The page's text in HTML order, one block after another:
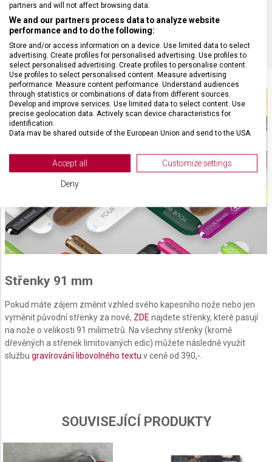
BARVA Černá
Střenky 91 mm
Pokud máte zájem změnit vzhled svého kapesního nože nebo jen
vyměnit původní střenky za nové, ZDE najdete střenky, které pasují
na nože o velikosti 91 milimetrů. Na všechny střenky (kromě
dřevěných a střenek limitovaných edic) můžete následně využít
službu gravírování libovolného textu v ceně od 390,-.
SOUVISEJÍCÍ PRODUKTY
partners and will not affect browsing data.
We and our partners process data to analyze website
performance and to do the following:
Store and/or access information on a device. Use limited data to select
advertising. Create profiles for personalised advertising. Use profiles to
select personalised advertising. Create profiles to personalise content.
Use profiles to select personalised content. Measure advertising
performance. Measure content performance. Understand audiences
through statistics or combinations of data from different sources.
Develop and improve services. Use limited data to select content. Use
precise geolocation data. Actively scan device characteristics for
identification.
Data may be shared outside of the European Union and send to the USA.
View Partner List (2 IAB Vendors)
We use your data for the following purposes:
Store and/or access information on a device
Use limited data to select advertising
Use profiles to select personalised
Create profiles to personalise content
Use profiles to select personalised content
Understand audiences through statistics or
Develop and improve services
Accept all Customize settings
Deny